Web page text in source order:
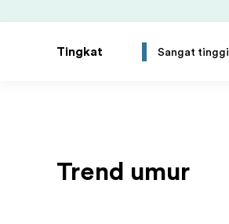
Tingkat Sangat tinggi
Trend umur